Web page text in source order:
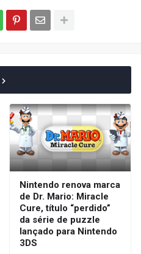
Nintendo renova marca
de Dr. Mario: Miracle
Cure, título “perdido”
da série de puzzle
lançado para Nintendo
3DS